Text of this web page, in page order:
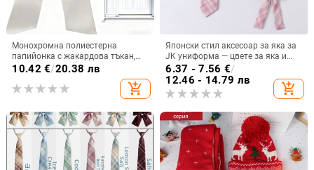
Монохромна полиестерна
папийонка с жакардова тъкан,
плоска глава, унисекс
10.42 €/20.38 лв
add_shopping_cart
Японски стил аксесоар за яка за
JK униформа — цвете за яка и
лък
6.37 - 7.56 €/
12.46 - 14.79 лв
add_shopping_cart